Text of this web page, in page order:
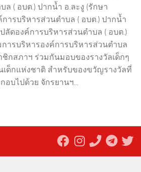
ล ( อบต.) ปากน้ำ อ.ละงู (รักษา
ารบริหารส่วนตำบล ( อบต.) ปากน้ำ
ลัดองค์การบริหารส่วนตำบล ( อบต.)
ารบริหารองค์การบริหารส่วนตำบล
กสภาฯ ร่วมกันมอบของรางวัลเด็กๆ
เด็กแห่งชาติ สำหรับของขวัญรางวัลที่
อบไปด้วย จักรยานฯ...